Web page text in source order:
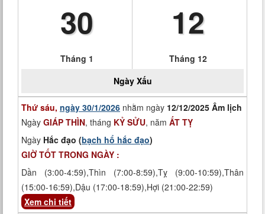
30
Tháng 1
12
Tháng 12
Ngày Xấu
Thứ sáu, ngày 30/1/2026 nhằm ngày 12/12/2025 Âm lịch
Ngày GIÁP THÌN, tháng KỶ SỬU, năm ẤT TỴ
Ngày Hắc đạo (bạch hổ hắc đạo)
GIỜ TỐT TRONG NGÀY :
Dần (3:00-4:59),Thìn (7:00-8:59),Tỵ (9:00-10:59),Thân
(15:00-16:59),Dậu (17:00-18:59),Hợi (21:00-22:59)
Xem chi tiết